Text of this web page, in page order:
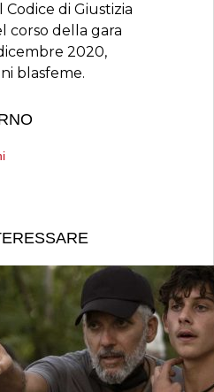
Codice di Giustizia
corso della gara
2020,
blasfeme.